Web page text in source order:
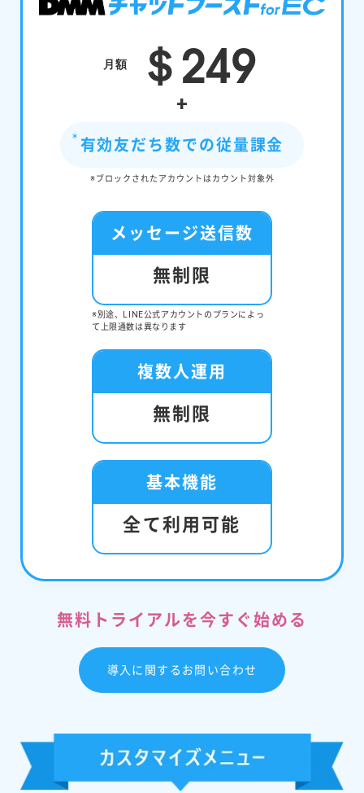
月額 ＄249
+
有効友だち数での従量課金
※ブロックされたアカウントはカウント対象外
メッセージ送信数
無制限
※別途、LINE公式アカウントのプランによっ
て上限通数は異なります
複数人運用
無制限
基本機能
全て利用可能
無料トライアルを今すぐ始める
導入に関するお問い合わせ